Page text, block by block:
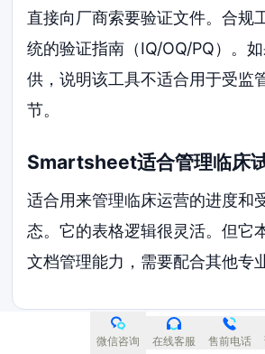
直接向厂商索要验证文件。合规
统的验证指南（IQ/OQ/PQ）。
供，说明该工具不适合用于受监
节。
Smartsheet适合管理临床
适合用来管理临床运营的进度和
态。它的表格逻辑很灵活。但它
文档管理能力，需要配合其他专
微信咨询 在线客服 售前电话